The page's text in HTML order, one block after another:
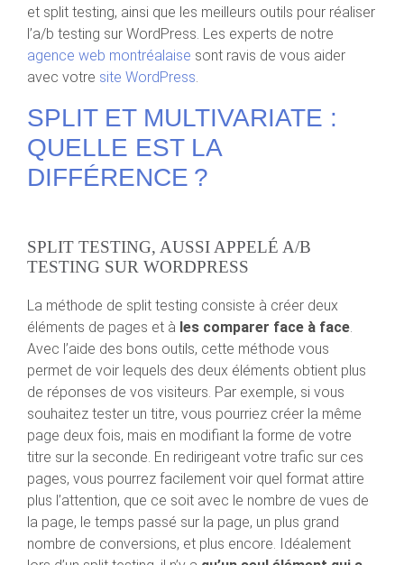
et split testing, ainsi que les meilleurs outils pour réaliser
l’a/b testing sur WordPress. Les experts de notre
agence web montréalaise sont ravis de vous aider
avec votre site WordPress
SPLIT ET MULTIVARIATE :
QUELLE EST LA
DIFFÉRENCE ?
SPLIT TESTING, AUSSI APPELÉ A/B
TESTING SUR WORDPRESS
La méthode de split testing consiste à créer deux
éléments de pages et à les comparer face à face
Avec l’aide des bons outils, cette méthode vous
permet de voir lequels des deux éléments obtient plus
de réponses de vos visiteurs. Par exemple, si vous
souhaitez tester un titre, vous pourriez créer la même
page deux fois, mais en modifiant la forme de votre
titre sur la seconde. En redirigeant votre trafic sur ces
pages, vous pourrez facilement voir quel format attire
plus l’attention, que ce soit avec le nombre de vues de
la page, le temps passé sur la page, un plus grand
nombre de conversions, et plus encore. Idéalement